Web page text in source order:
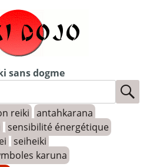
sans dogme
reiki antahkarana
sensibilité énergétique
seiheiki
karuna